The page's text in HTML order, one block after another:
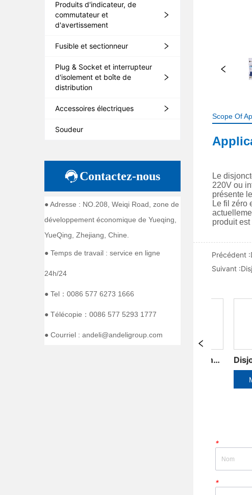
Produits d'indicateur, de
commutateur et
d'avertissement
Fusible et sectionneur
Plug & Socket et interrupteur
d'isolement et boîte de
distribution
Accessoires électriques
Soudeur
Contactez-nous
● Adresse : NO.208, Weiqi Road, zone de
développement économique de Yueqing,
YueQing, Zhejiang, Chine.
● Temps de travail : service en ligne
24h/24
● Tel：0086 577 6273 1666
● Télécopie：0086 577 5293 1777
● Courriel : andeli@andeligroup.com
Scope Of
Précédent :
Suivant :
*
*